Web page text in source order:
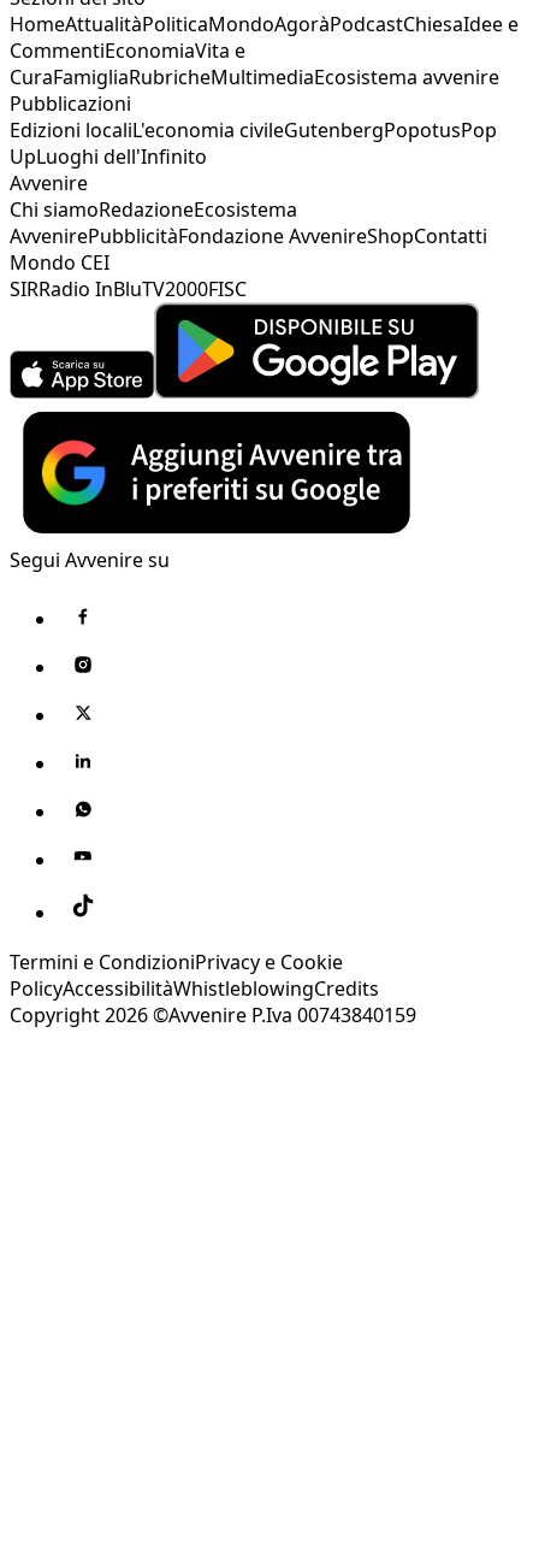
HomeAttualitàPoliticaMondoAgoràPodcastChiesaIdee e
CommentiEconomiaVita e
CuraFamigliaRubricheMultimediaEcosistema avvenire
Pubblicazioni
Edizioni localiL'economia civileGutenbergPopotusPop
UpLuoghi dell'Infinito
Avvenire
Chi siamoRedazioneEcosistema
AvvenirePubblicitàFondazione AvvenireShopContatti
Mondo CEI
SIRRadio InBluTV2000FISC
Segui Avvenire su
Termini e CondizioniPrivacy e Cookie
PolicyAccessibilitàWhistleblowingCredits
Copyright 2026 ©Avvenire P.Iva 00743840159